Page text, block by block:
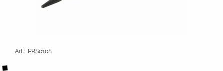
Art.: PRS0108